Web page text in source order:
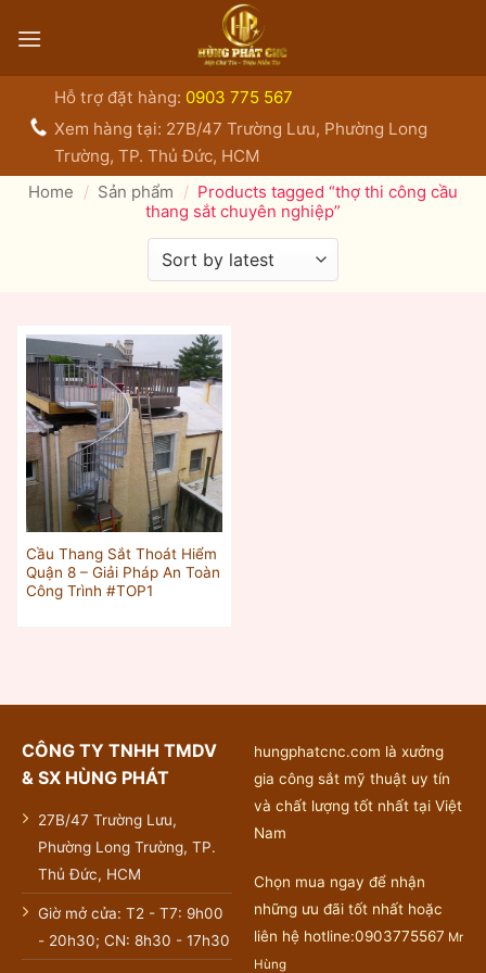
qua
Hỗ trợ đặt hàng: 0903 775 567
Xem hàng tại: 27B/47 Trường Lưu, Phường Long
Trường, TP. Thủ Đức, HCM
Home / Sản phẩm / Products tagged “thợ thi công cầu
thang sắt chuyên nghiệp”
Cầu Thang Sắt Thoát Hiểm
Quận 8 – Giải Pháp An Toàn
Công Trình #TOP1
CÔNG TY TNHH TMDV
& SX HÙNG PHÁT
27B/47 Trường Lưu,
Phường Long Trường, TP.
Thủ Đức, HCM
Giờ mở cửa: T2 - T7: 9h00
- 20h30; CN: 8h30 - 17h30
hungphatcnc.com là xưởng
gia công sắt mỹ thuật uy tín
và chất lượng tốt nhất tại Việt
Nam
Chọn mua ngay để nhận
những ưu đãi tốt nhất hoặc
liên hệ hotline:0903775567 Mr
Hùng